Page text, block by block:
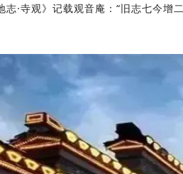
志·寺观》记载观音庵：“旧志七今